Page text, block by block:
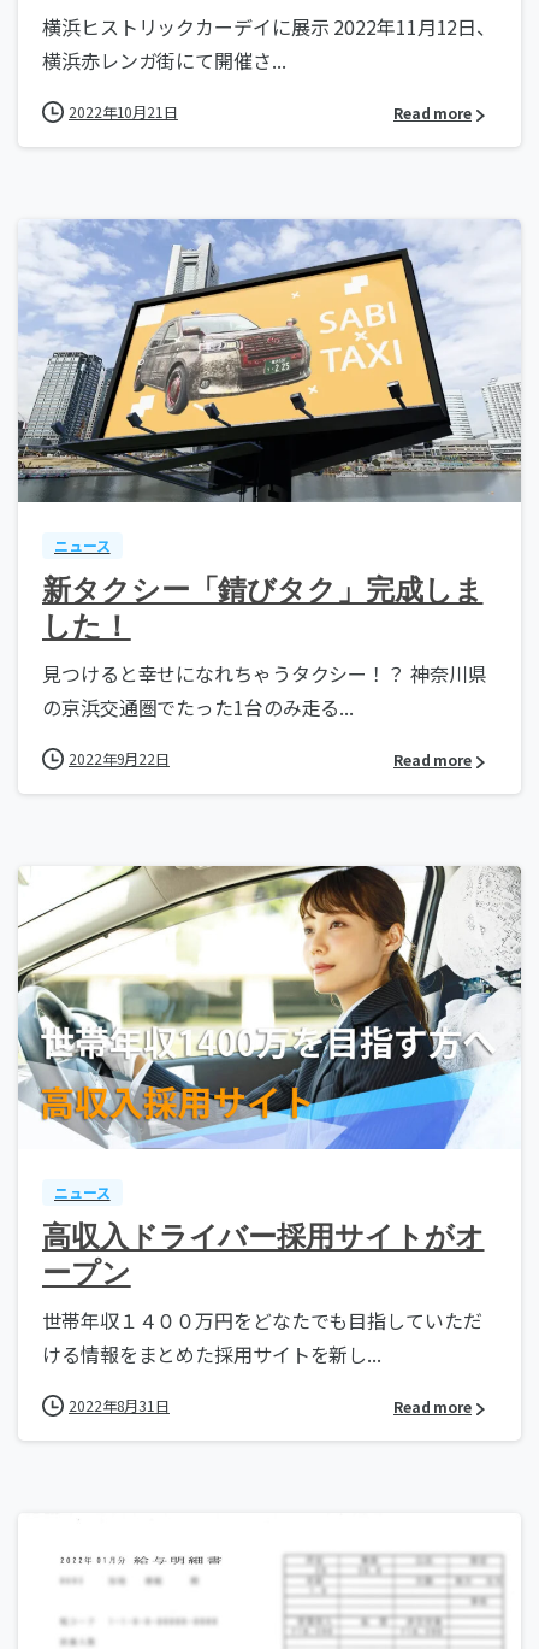
横浜ヒストリックカーデイに展示 2022年11月12日、
横浜赤レンガ街にて開催さ...
2022年10月21日 Read more
ニュース
新タクシー「錆びタク」完成しま
した！
見つけると幸せになれちゃうタクシー！？ 神奈川県
の京浜交通圏でたった1台のみ走る...
2022年9月22日 Read more
ニュース
高収入ドライバー採用サイトがオ
ープン
世帯年収１４００万円をどなたでも目指していただ
ける情報をまとめた採用サイトを新し...
2022年8月31日 Read more